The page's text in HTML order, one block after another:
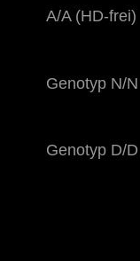
A/A (HD-frei)
Genotyp N/
Genotyp D/